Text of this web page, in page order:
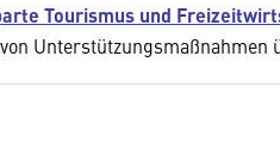
Tourismus und
Unterstützungsmaßnahmen